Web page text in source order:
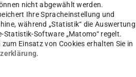
Prof. Dr. Tanja Brühl
des öffentlichen
nicht abgewählt werden.
Ihre Spracheinstellung und
während „Statistik“ die Auswertung
Statistik-Software „Matomo“ regelt.
Einsatz von Cookies erhalten Sie in
.